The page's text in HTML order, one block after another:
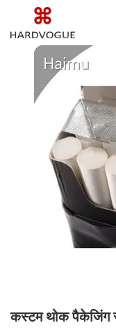
कस्टम थोक पैकेजिंग